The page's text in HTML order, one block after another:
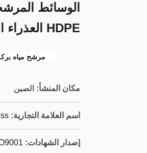
الوسائط
HDPE العذراء الكرات الحيوية
مرشح مياه
مكان المنشأ: الصين
اسم العلامة التجارية:
إصدار الشهادات: